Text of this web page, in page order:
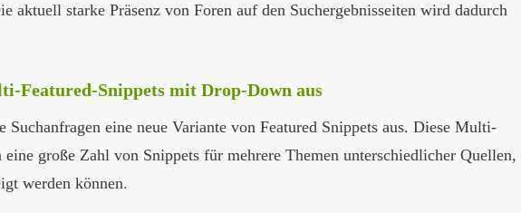
aktuell starke Präsenz von Foren auf den Suchergebnisseiten wird dadurch
Featured-Snippets mit Drop-Down aus
eine neue Variante von Featured Snippets aus. Diese Multi-
eine große Zahl von Snippets für mehrere Themen unterschiedlicher Quellen,
werden können.